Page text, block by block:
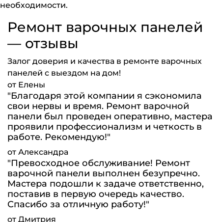
необходимости.
Ремонт варочных панелей
— отзывы
Залог доверия и качества в ремонте варочных
панелей с выездом на дом!
от Елены
"Благодаря этой компании я сэкономила
свои нервы и время. Ремонт варочной
панели был проведен оперативно, мастера
проявили профессионализм и четкость в
работе. Рекомендую!"
от Александра
"Превосходное обслуживание! Ремонт
варочной панели выполнен безупречно.
Мастера подошли к задаче ответственно,
поставив в первую очередь качество.
Спасибо за отличную работу!"
от Дмитрия